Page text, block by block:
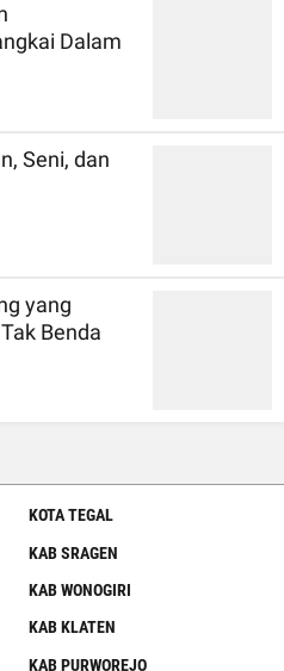
Dalam
Seni, dan
yang
Benda
KOTA TEGAL
KAB SRAGEN
KAB WONOGIRI
KAB KLATEN
KAB PURWOREJO